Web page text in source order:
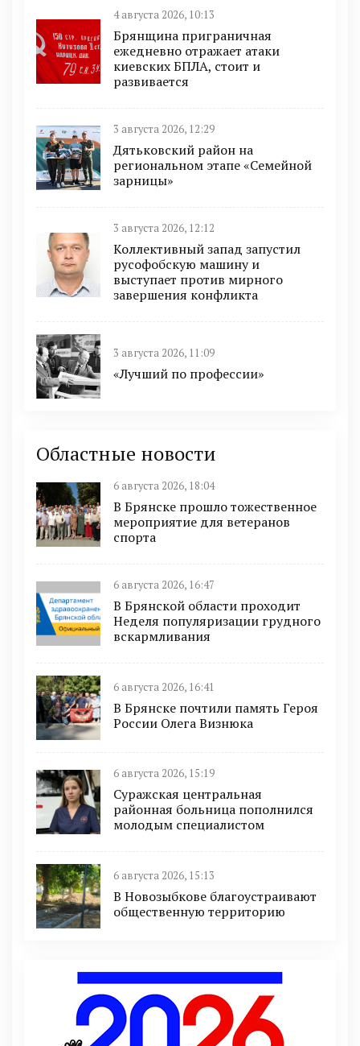
4 августа 2026, 10:13
Брянщина приграничная
ежедневно отражает атаки
киевских БПЛА, стоит и
развивается
3 августа 2026, 12:29
Дятьковский район на
региональном этапе «Семейной
зарницы»
3 августа 2026, 12:12
Коллективный запад запустил
русофобскую машину и
выступает против мирного
завершения конфликта
3 августа 2026, 11:09
«Лучший по профессии»
Областные новости
6 августа 2026, 18:04
В Брянске прошло тожественное
мероприятие для ветеранов
спорта
6 августа 2026, 16:47
В Брянской области проходит
Неделя популяризации грудного
вскармливания
6 августа 2026, 16:41
В Брянске почтили память Героя
России Олега Визнюка
6 августа 2026, 15:19
Суражская центральная
районная больница пополнился
молодым специалистом
6 августа 2026, 15:13
В Новозыбкове благоустраивают
общественную территорию